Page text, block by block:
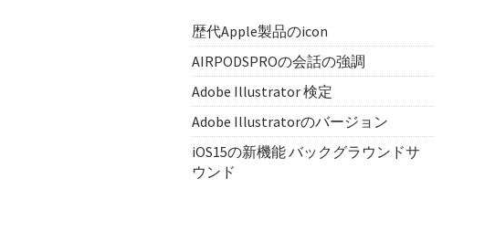
歴代Apple製品のicon
AIRPODSPROの会話の強調
Adobe Illustrator 検定
Adobe Illustratorのバージョン
iOS15の新機能 バックグラウンドサ
ウンド